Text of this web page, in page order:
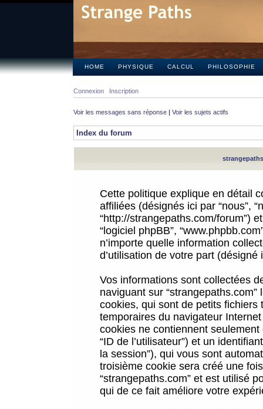
HOME PHYSIQUE CALCUL PHILOSOPHIE
Connexion Inscription
Voir les messages sans réponse | Voir les sujets actifs
Index du forum
Cette politique explique en détail
affiliées (désignés ici par “nous”,
“http://strangepaths.com/forum”)
“logiciel phpBB”,
n’importe quelle information
d’utilisation de votre part (désigné
Vos informations sont collectées
naviguant sur
cookies, qui sont de petits
temporaires du navigateur
cookies ne contiennent
“ID de l’utilisateur”) et un
la session”), qui vous sont
troisième cookie sera créé une
“strangepaths.com” et est utilisé
qui de ce fait améliore votre